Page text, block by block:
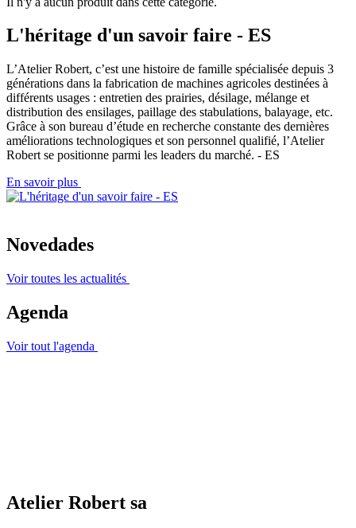
L'héritage d'un savoir faire - ES
L’Atelier Robert, c’est une histoire de famille spécialisée depuis 3
générations dans la fabrication de machines agricoles destinées à
différents usages : entretien des prairies, désilage, mélange et
distribution des ensilages, paillage des stabulations, balayage, etc.
Grâce à son bureau d’étude en recherche constante des dernières
améliorations technologiques et son personnel qualifié, l’Atelier
Robert se positionne parmi les leaders du marché. - ES
En savoir plus
Novedades
Voir toutes les actualités
Agenda
Voir tout l'agenda
Atelier Robert sa